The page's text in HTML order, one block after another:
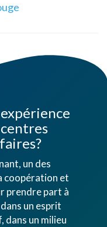
un des
coopération et
prendre part à
un esprit
un milieu